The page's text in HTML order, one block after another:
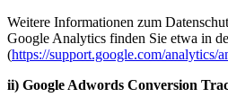
Weitere Informationen zum
Google Analytics finden Sie etwa in
(https://support.google.com/analytics/
ii) Google Adwords Conversion